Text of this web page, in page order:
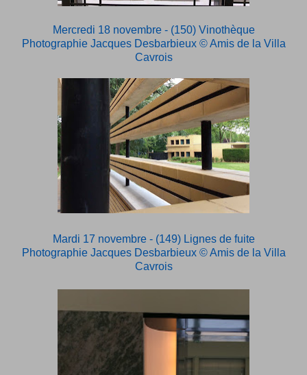
Mercredi 18 novembre - (150) Vinothèque
Photographie Jacques Desbarbieux © Amis de la Villa
Cavrois
Mardi 17 novembre - (149) Lignes de fuite
Photographie Jacques Desbarbieux © Amis de la Villa
Cavrois